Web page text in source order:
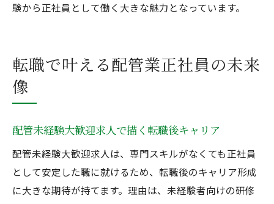
験から正社員として働く大きな魅力となっています。
転職で叶える配管業正社員の未来
像
配管未経験大歓迎求人で描く転職後キャリア
配管未経験大歓迎求人は、専門スキルがなくても正社員
として安定した職に就けるため、転職後のキャリア形成
に大きな期待が持てます。理由は、未経験者向けの研修